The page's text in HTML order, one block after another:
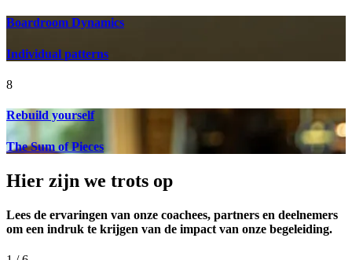
Boardroom Dynamics
Individual patterns
8
Rebuild yourself
The Sum of Pieces
Hier zijn we trots op
Lees de ervaringen van onze coachees, partners en deelnemers
om een indruk te krijgen van de impact van onze begeleiding.